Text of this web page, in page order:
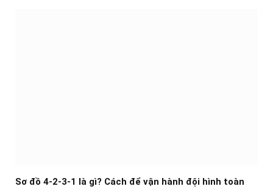
Sơ đồ 4-2-3-1 là gì? Cách để vận hành đội hình toàn